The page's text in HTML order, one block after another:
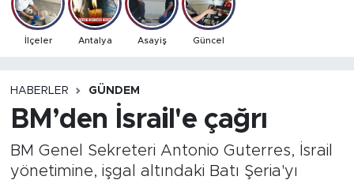
İlçeler Antalya Asayiş Güncel
HABERLER GÜNDEM
BM’den İsrail'e çağrı
BM Genel Sekreteri Antonio Guterres, İsrail
yönetimine, işgal altındaki Batı Şeria'yı
Ekonomi
Gündem
İlçeler
Antalya Trafik Yoğunluk Haritası
Tüm Manşetler
Son Dakika Haberleri